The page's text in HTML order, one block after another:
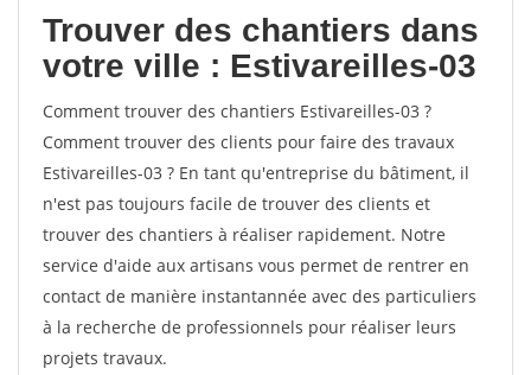
Trouver des chantiers dans
votre ville : Estivareilles-03
Comment trouver des chantiers Estivareilles-03 ?
Comment trouver des clients pour faire des travaux
Estivareilles-03 ? En tant qu'entreprise du bâtiment, il
n'est pas toujours facile de trouver des clients et
trouver des chantiers à réaliser rapidement. Notre
service d'aide aux artisans vous permet de rentrer en
contact de manière instantannée avec des particuliers
à la recherche de professionnels pour réaliser leurs
projets travaux.